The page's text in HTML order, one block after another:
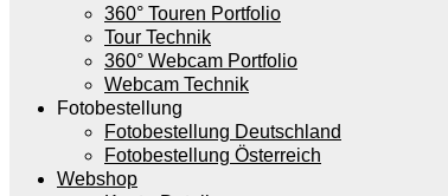
360° Touren Portfolio
Tour Technik
360° Webcam Portfolio
Webcam Technik
Fotobestellung
Fotobestellung Deutschland
Fotobestellung Österreich
Webshop